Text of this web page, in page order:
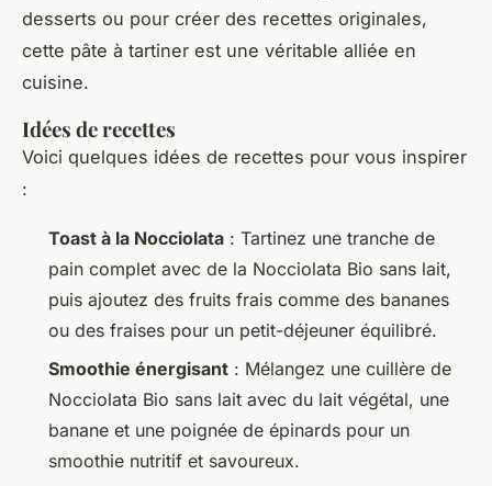
desserts ou pour créer des recettes originales,
cette pâte à tartiner est une véritable alliée en
cuisine.
Idées de recettes
Voici quelques idées de recettes pour vous inspirer
:
Toast à la Nocciolata : Tartinez une tranche de
pain complet avec de la Nocciolata Bio sans lait,
puis ajoutez des fruits frais comme des bananes
ou des fraises pour un petit-déjeuner équilibré.
Smoothie énergisant : Mélangez une cuillère de
Nocciolata Bio sans lait avec du lait végétal, une
banane et une poignée de épinards pour un
smoothie nutritif et savoureux.